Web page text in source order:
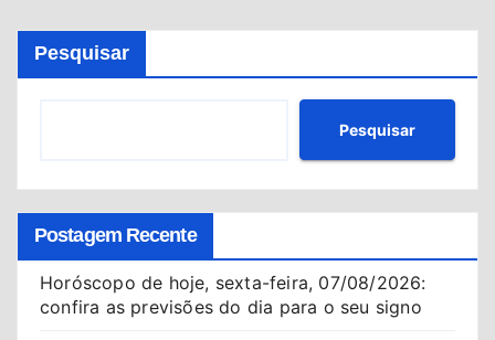
Pesquisar
Pesquisar
Postagem Recente
Horóscopo de hoje, sexta-feira, 07/08/2026:
confira as previsões do dia para o seu signo